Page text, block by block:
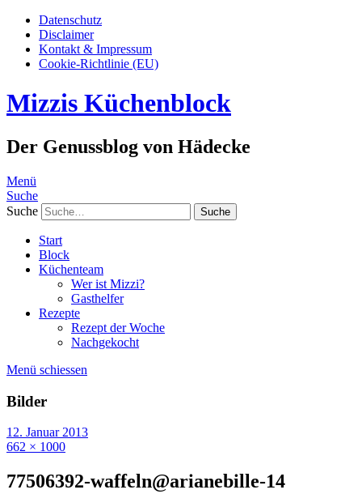
Datenschutz
Disclaimer
Kontakt & Impressum
Cookie-Richtlinie (EU)
Mizzis Küchenblock
Der Genussblog von Hädecke
Menü
Suche
Suche
Start
Block
Küchenteam
Wer ist Mizzi?
Gasthelfer
Rezepte
Rezept der Woche
Nachgekocht
Menü schiessen
Bilder
12. Januar 2013
662 × 1000
77506392-waffeln@arianebille-14